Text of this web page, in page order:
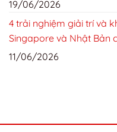
19/06/2026
4 trải nghiệm giải trí và
Singapore và Nhật Bản
11/06/2026